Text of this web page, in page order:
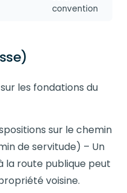
convention
les fondations du
sur le chemin
de servitude) – Un
la route publique peut
voisine.